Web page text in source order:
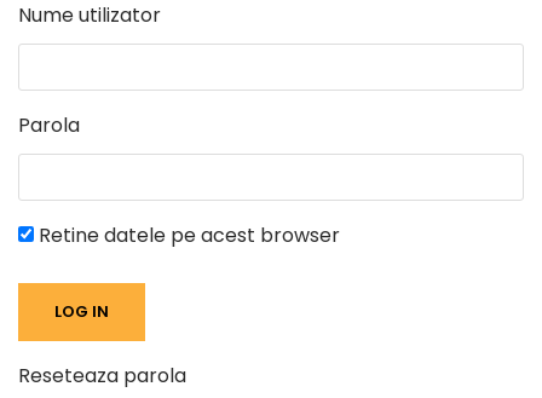
Nume utilizator
Parola
Retine datele pe acest browser
Reseteaza parola